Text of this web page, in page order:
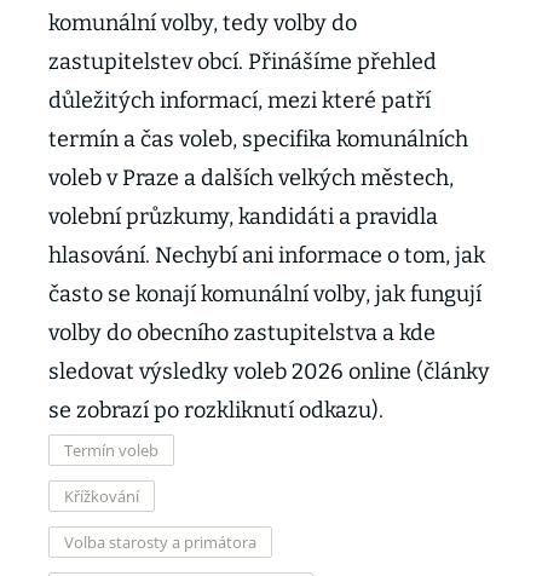
komunální volby, tedy volby do
zastupitelstev obcí. Přinášíme přehled
důležitých informací, mezi které patří
termín a čas voleb, specifika komunálních
voleb v Praze a dalších velkých městech,
volební průzkumy, kandidáti a pravidla
hlasování. Nechybí ani informace o tom, jak
často se konají komunální volby, jak fungují
volby do obecního zastupitelstva a kde
sledovat výsledky voleb 2026 online (články
se zobrazí po rozkliknutí odkazu).
Termín voleb
Křížkování
Volba starosty a primátora